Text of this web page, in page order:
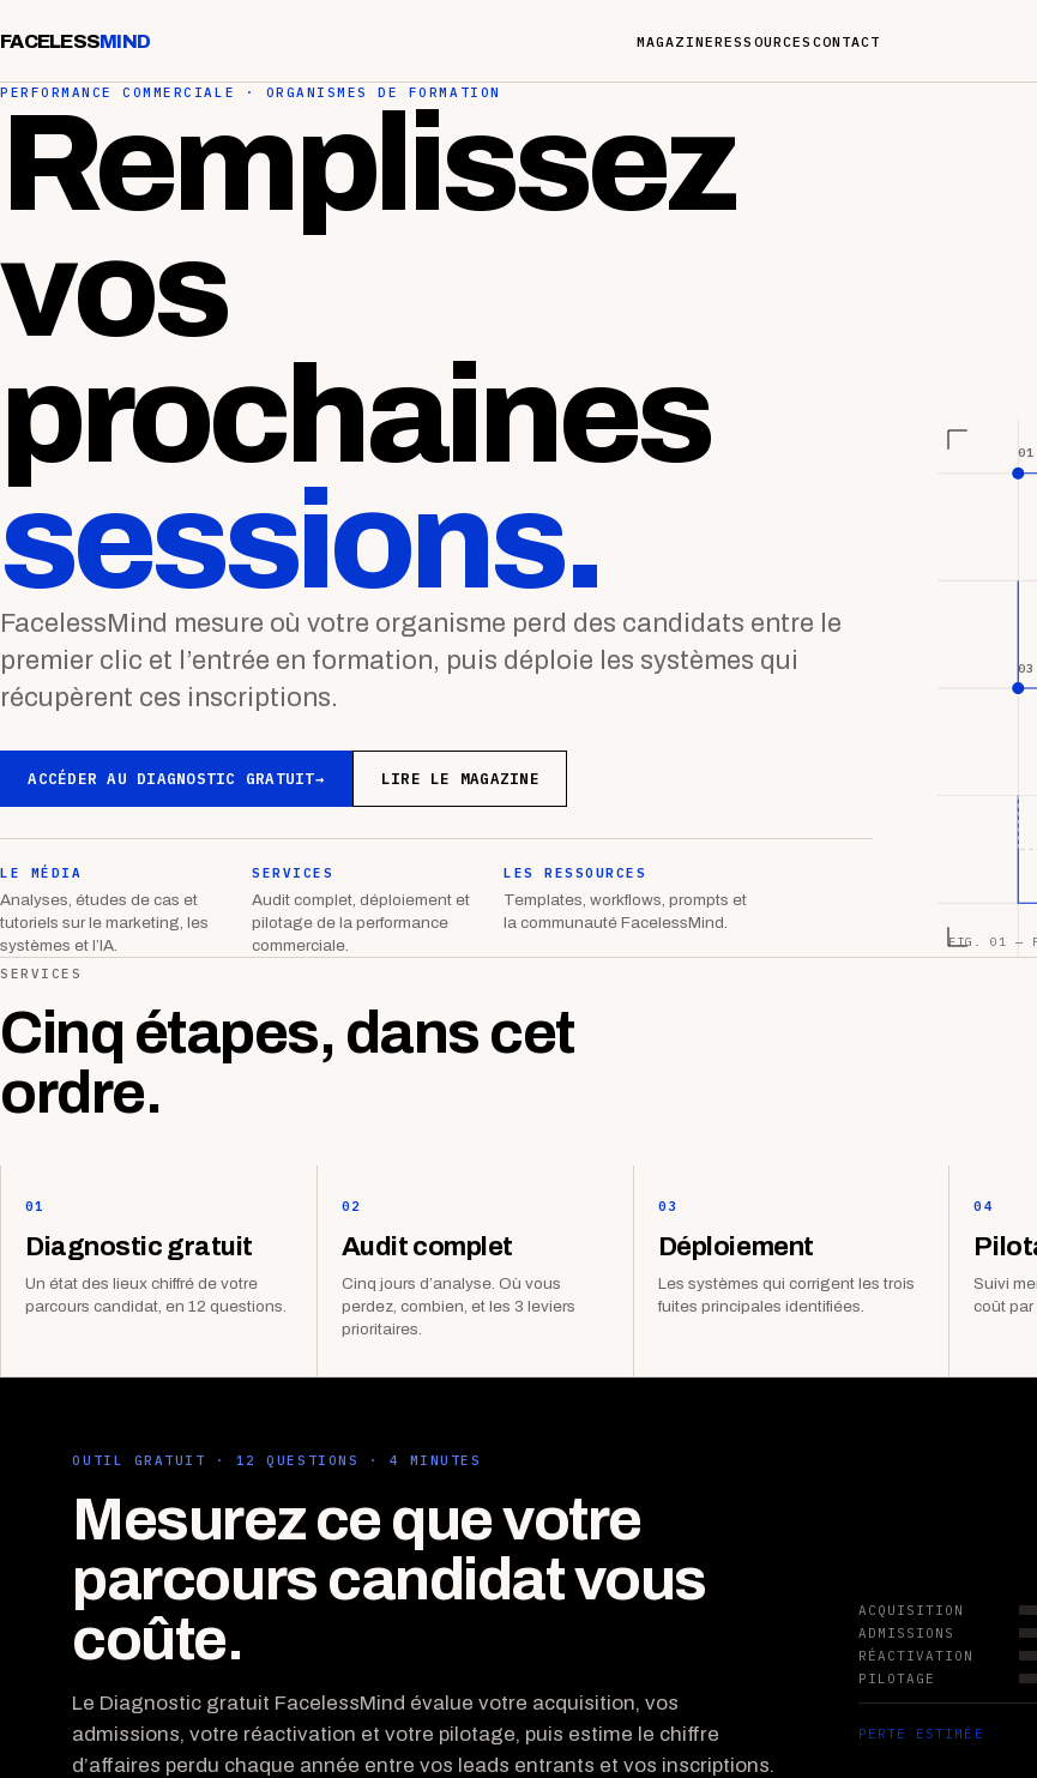
FACELESSMIND MAGAZINERESSOURCES CONTACT
PERFORMANCE COMMERCIALE · ORGANISMES DE FORMATION
Remplissez
vos
prochaines
sessions.
FacelessMind mesure où votre organisme perd des candidats entre le
premier clic et l’entrée en formation, puis déploie les systèmes qui
récupèrent ces inscriptions.
ACCÉDER AU DIAGNOSTIC GRATUIT→ LIRE LE MAGAZINE
LE MÉDIA
Analyses, études de cas et
tutoriels sur le marketing, les
systèmes et l’IA.
SERVICES
Audit complet, déploiement et
pilotage de la performance
commerciale.
LES RESSOURCES
Templates, workflows, prompts et
la communauté FacelessMind.
FIG. 01 —
SERVICES
Cinq étapes, dans cet
ordre.
01
Diagnostic gratuit
Un état des lieux chiffré de votre
parcours candidat, en 12 questions.
02
Audit complet
Cinq jours d’analyse. Où vous
perdez, combien, et les 3 leviers
prioritaires.
03
Déploiement
Les systèmes qui corrigent les trois
fuites principales identifiées.
04
Suivi
coût par
OUTIL GRATUIT · 12 QUESTIONS · 4 MINUTES
Mesurez ce que votre
parcours candidat vous
coûte.
Le Diagnostic gratuit FacelessMind évalue votre acquisition, vos
admissions, votre réactivation et votre pilotage, puis estime le chiffre
d’affaires perdu chaque année entre vos leads entrants et vos inscriptions.
ACQUISITION
ADMISSIONS
RÉACTIVATION
PILOTAGE
PERTE ESTIMÉE